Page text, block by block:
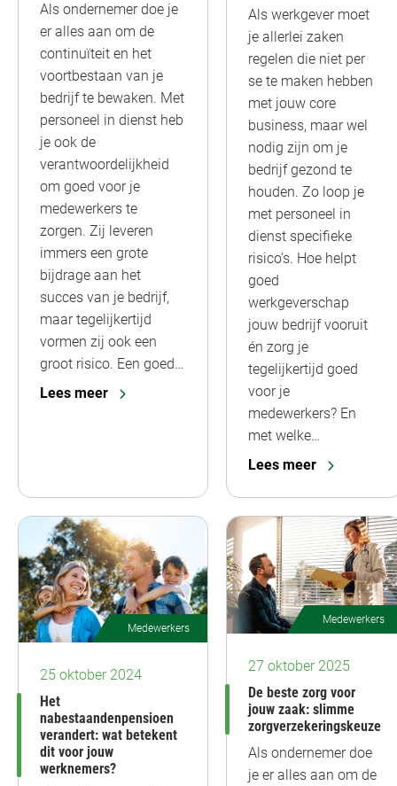
Als ondernemer doe je
er alles aan om de
continuïteit en het
voortbestaan van je
bedrijf te bewaken. Met
personeel in dienst heb
je ook de
verantwoordelijkheid
om goed voor je
medewerkers te
zorgen. Zij leveren
immers een grote
bijdrage aan het
succes van je bedrijf,
maar tegelijkertijd
vormen zij ook een
groot risico. Een goed…
Lees meer
Als werkgever moet
je allerlei zaken
regelen die niet per
se te maken hebben
met jouw core
business, maar wel
nodig zijn om je
bedrijf gezond te
houden. Zo loop je
met personeel in
dienst specifieke
risico’s. Hoe helpt
goed
werkgeverschap
jouw bedrijf vooruit
én zorg je
tegelijkertijd goed
voor je
medewerkers? En
met welke…
Lees meer
Medewerkers
25 oktober 2024
Het
nabestaandenpensioen
verandert: wat betekent
dit voor jouw
werknemers?
Medewerkers
27 oktober 2025
De beste zorg voor
jouw zaak: slimme
zorgverzekeringskeuze
Als ondernemer doe
je er alles aan om de